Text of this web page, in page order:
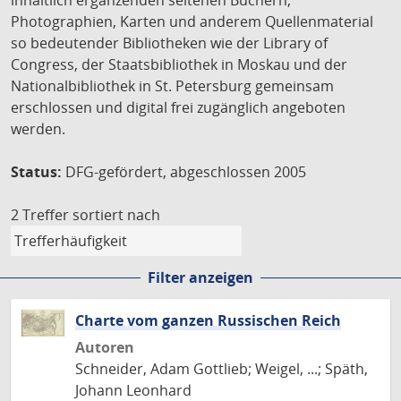
Photographien, Karten und anderem Quellenmaterial
so bedeutender Bibliotheken wie der Library of
Congress, der Staatsbibliothek in Moskau und der
Nationalbibliothek in St. Petersburg gemeinsam
erschlossen und digital frei zugänglich angeboten
werden.
Status: DFG-gefördert, abgeschlossen 2005
2 Treffer sortiert nach
Filter anzeigen
Charte vom ganzen Russischen Reich
Autoren
Schneider, Adam Gottlieb; Weigel, ...; Späth,
Johann Leonhard